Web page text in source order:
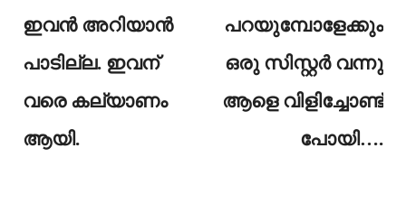
ഇവൻ അറിയാൻ
പാടില്ല. ഇവന്
വരെ കല്യാണം
ആയി.
പറയുമ്പോളേക്കും
ഒരു സിസ്റ്റർ വന്നു
ആളെ വിളിച്ചോണ്ട്
പോയി….